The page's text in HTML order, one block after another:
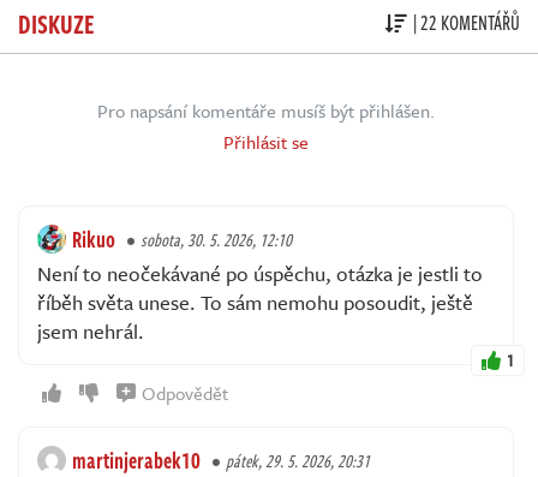
DISKUZE | 22 KOMENTÁŘŮ
Pro napsání komentáře musíš být přihlášen.
Přihlásit se
Rikuo sobota, 30. 5. 2026, 12:10
Není to neočekávané po úspěchu, otázka je jestli to
říběh světa unese. To sám nemohu posoudit, ještě
jsem nehrál.
1
Odpovědět
martinjerabek10 pátek, 29. 5. 2026, 20:31